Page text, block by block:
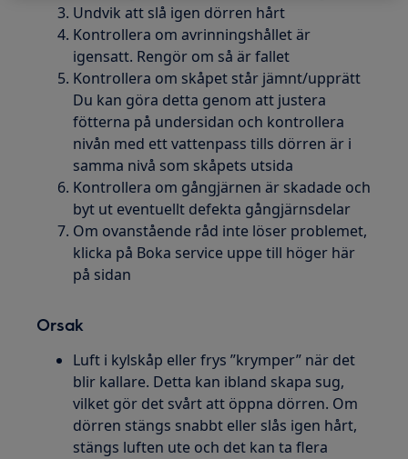
Undvik att slå igen dörren hårt
Kontrollera om avrinningshållet är
igensatt. Rengör om så är fallet
Kontrollera om skåpet står jämnt/upprätt
Du kan göra detta genom att justera
fötterna på undersidan och kontrollera
nivån med ett vattenpass tills dörren är i
samma nivå som skåpets utsida
Kontrollera om gångjärnen är skadade och
byt ut eventuellt defekta gångjärnsdelar
Om ovanstående råd inte löser problemet,
klicka på Boka service uppe till höger här
på sidan
Orsak
Luft i kylskåp eller frys ”krymper” när det
blir kallare. Detta kan ibland skapa sug,
vilket gör det svårt att öppna dörren. Om
dörren stängs snabbt eller slås igen hårt,
stängs luften ute och det kan ta flera